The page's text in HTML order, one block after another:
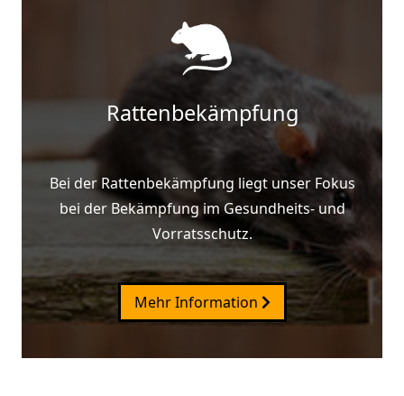
Rattenbekämpfung
Bei der Rattenbekämpfung liegt unser Fokus
bei der Bekämpfung im Gesundheits- und
Vorratsschutz.
Mehr Information